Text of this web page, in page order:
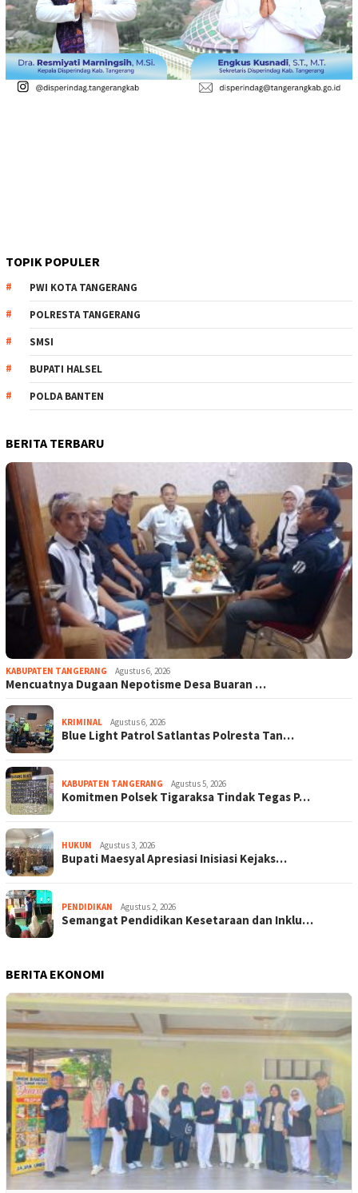
TOPIK POPULER
PWI KOTA TANGERANG
POLRESTA TANGERANG
SMSI
BUPATI HALSEL
POLDA BANTEN
BERITA TERBARU
KABUPATEN TANGERANG Agustus 6, 2026
Mencuatnya Dugaan Nepotisme Desa Buaran …
KRIMINAL Agustus 6, 2026
Blue Light Patrol Satlantas Polresta Tan…
KABUPATEN TANGERANG Agustus 5, 2026
Komitmen Polsek Tigaraksa Tindak Tegas P…
HUKUM Agustus 3, 2026
Bupati Maesyal Apresiasi Inisiasi Kejaks…
PENDIDIKAN Agustus 2, 2026
Semangat Pendidikan Kesetaraan dan Inklu…
BERITA EKONOMI